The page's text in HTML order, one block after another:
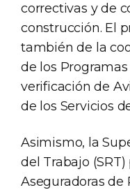
correctivas y de
construcción. El
también de la
de los
verificación de
de los Servicios
Asimismo, la
del Trabajo
Aseguradoras de